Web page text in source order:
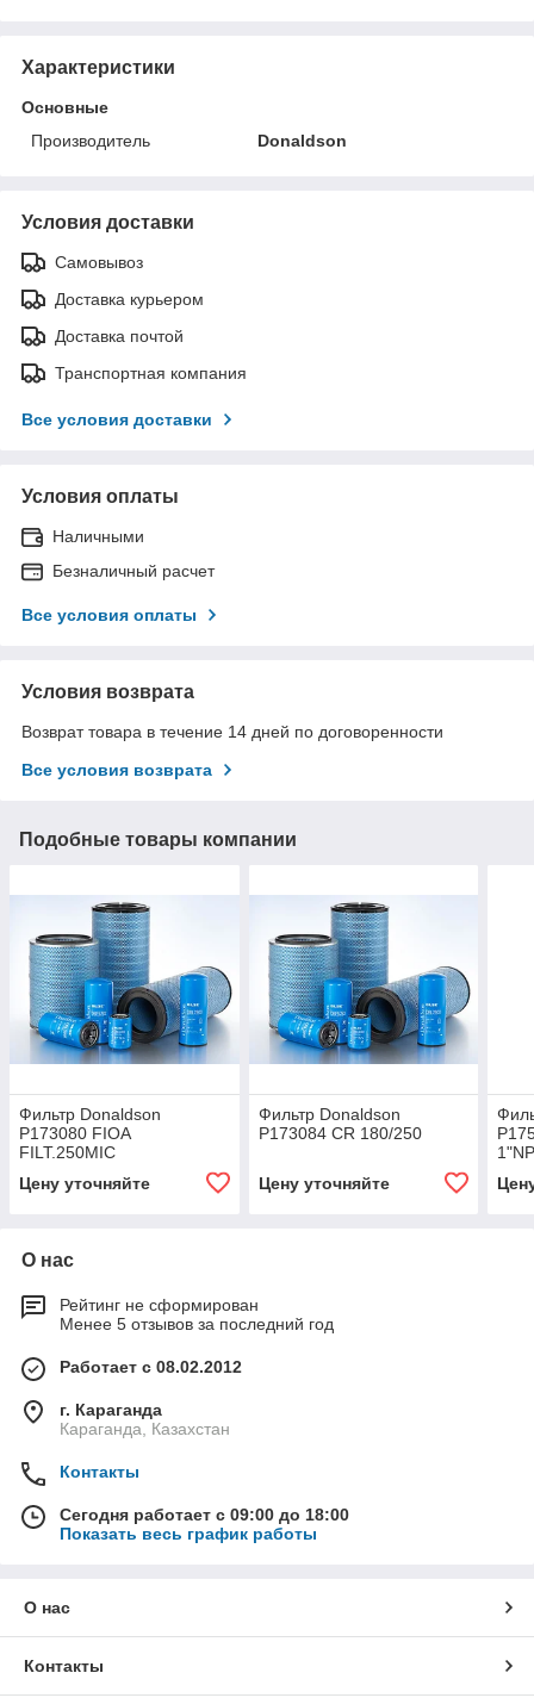
Характеристики
Основные
Производитель
Donaldson
Условия доставки
Самовывоз
Доставка курьером
Доставка почтой
Транспортная компания
Все условия доставки
Условия оплаты
Наличными
Безналичный расчет
Все условия оплаты
Условия возврата
Возврат товара в течение 14 дней по договоренности
Все условия возврата
Подобные товары компании
Фильтр Donaldson
P173080 FIOA
FILT.250MIC
Цену уточняйте
Фильтр Donaldson
P173084 CR 180/250
Цену уточняйте
О нас
Рейтинг не сформирован
Менее 5 отзывов за последний год
Работает с 08.02.2012
г. Караганда
Караганда, Казахстан
Контакты
Сегодня работает с 09:00 до 18:00
Показать весь график работы
О нас
Контакты